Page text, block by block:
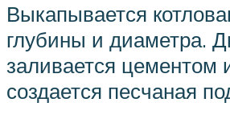
Выкапывается
глубины и диаметра.
заливается цементом
создается песчаная